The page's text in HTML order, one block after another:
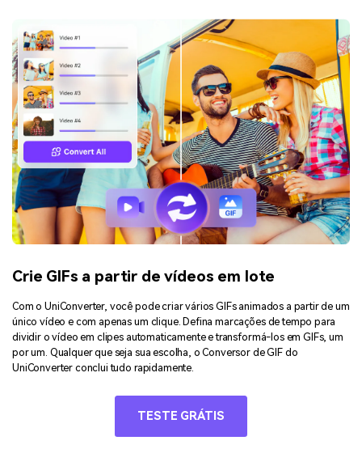
Crie GIFs a partir de vídeos em lote
Com o UniConverter, você pode criar vários GIFs animados a partir de um
único vídeo e com apenas um clique. Defina marcações de tempo para
dividir o vídeo em clipes automaticamente e transformá-los em GIFs, um
por um. Qualquer que seja sua escolha, o Conversor de GIF do
UniConverter conclui tudo rapidamente.
TESTE GRÁTIS